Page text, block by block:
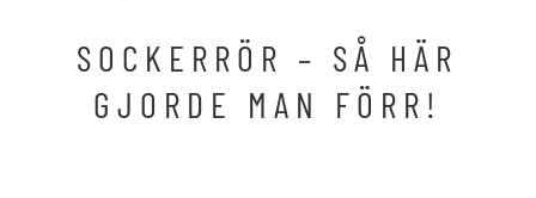
SOCKERRÖR – SÅ HÄR
GJORDE MAN FÖRR!